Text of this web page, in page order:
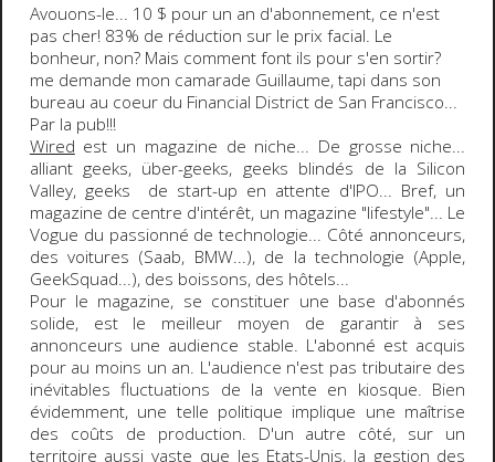
Avouons-le... 10 $ pour un an d'abonnement,ce n'est
pas cher! 83% de réduction sur le prix facial. Le
bonheur, non? Mais comment font ils pour s'en sortir?
me demande mon camarade Guillaume, tapi dans son
bureau au coeur du Financial District de San Francisco...
Par la pub!!!
Wired est un magazine de niche... De grosse niche...
alliant geeks, über-geeks, geeks blindés de la Silicon
Valley, geeks de start-up en attente d'IPO... Bref, un
magazine de centre d'intérêt, un magazine "lifestyle"... Le
Vogue du passionné de technologie... Côté annonceurs,
des voitures (Saab, BMW...), de la technologie (Apple,
GeekSquad...), des boissons, des hôtels...
Pour le magazine, se constituer une base d'abonnés
solide, est le meilleur moyen de garantir à ses
annonceurs une audience stable. L'abonné est acquis
pour au moins un an. L'audience n'est pas tributaire des
inévitables fluctuations de la vente en kiosque. Bien
évidemment, une telle politique implique une maîtrise
des coûts de production. D'un autre côté, sur un
territoire aussi vaste que les Etats-Unis, la gestion des